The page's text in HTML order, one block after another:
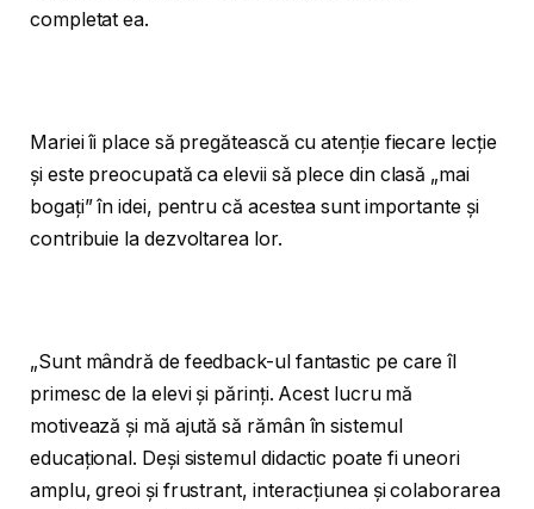
completat ea.
Mariei îi place să pregătească cu atenție fiecare lecție
și este preocupată ca elevii să plece din clasă „mai
bogați” în idei, pentru că acestea sunt importante și
contribuie la dezvoltarea lor.
„Sunt mândră de feedback-ul fantastic pe care îl
primesc de la elevi și părinți. Acest lucru mă
motivează și mă ajută să rămân în sistemul
educațional. Deși sistemul didactic poate fi uneori
amplu, greoi și frustrant, interacțiunea și colaborarea